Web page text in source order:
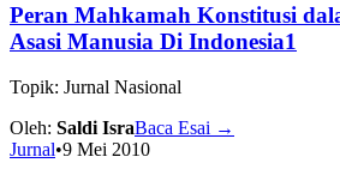
Peran Mahkamah Konstitusi
Asasi Manusia Di Indonesia1
Topik: Jurnal Nasional
Oleh: Saldi IsraBaca Esai →
Jurnal•9 Mei 2010